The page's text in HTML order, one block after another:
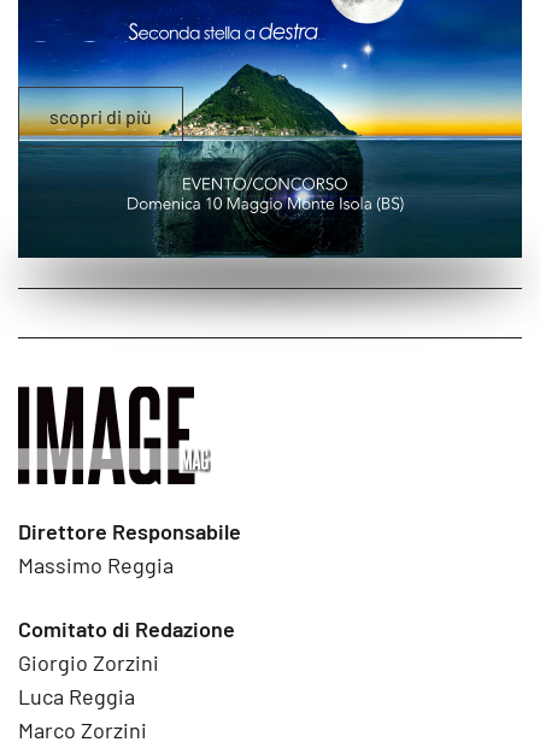
scopri di più
Direttore Responsabile
Massimo Reggia
Comitato di Redazione
Giorgio Zorzini
Luca Reggia
Marco Zorzini